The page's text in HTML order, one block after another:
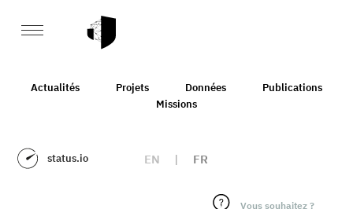
Actualités Projets Données
Publications
Missions
status.io EN | FR